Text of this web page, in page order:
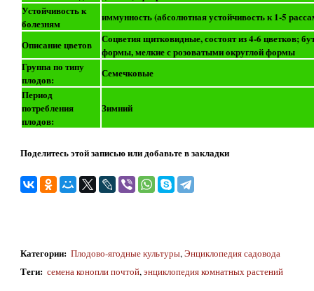
Устойчивость к
болезням
иммунность (абсолютная устойчивость к 1-5
Описание цветов
Соцветия щитковидные, состоят из 4-6 цветков;
формы, мелкие с розоватыми округлой формы
Группа по типу
плодов:
Семечковые
Период
потребления
плодов:
Зимний
Поделитесь этой записью или добавьте в закладки
Категории: Плодово-ягодные культуры,Энциклопедия садовода
Теги: семена конопли почтой,энциклопедия комнатных растений